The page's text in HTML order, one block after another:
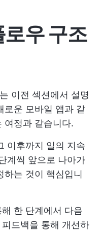
우 구조
이전 섹션에서 설명
로운 모바일 앱과 같
여정과 같습니다.
이후까지 일의 지속
계씩 앞으로 나아가
하는 것이 핵심입니
한 단계에서 다음
드백을 통해 개선하